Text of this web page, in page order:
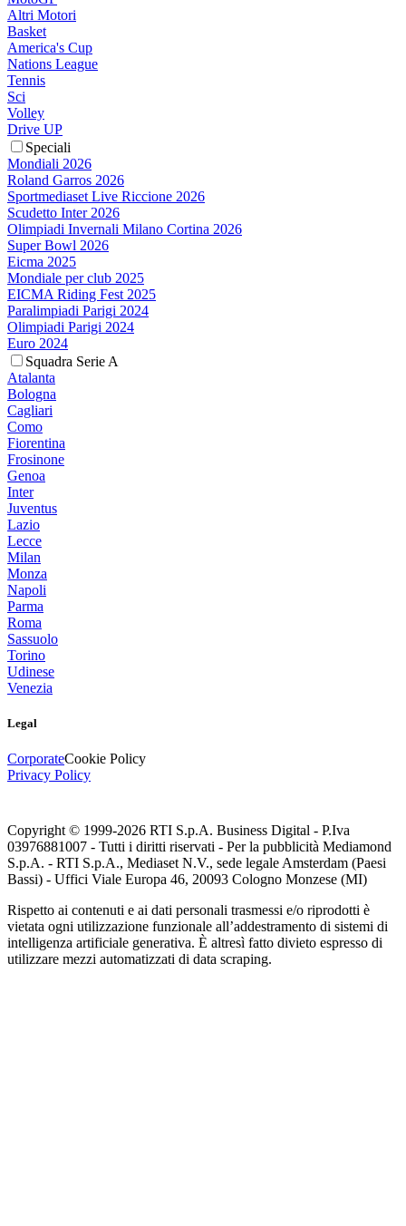
Altri Motori
Basket
America's Cup
Nations League
Tennis
Sci
Volley
Drive UP
Speciali
Mondiali 2026
Roland Garros 2026
Sportmediaset Live Riccione 2026
Scudetto Inter 2026
Olimpiadi Invernali Milano Cortina 2026
Super Bowl 2026
Eicma 2025
Mondiale per club 2025
EICMA Riding Fest 2025
Paralimpiadi Parigi 2024
Olimpiadi Parigi 2024
Euro 2024
Squadra Serie A
Atalanta
Bologna
Cagliari
Como
Fiorentina
Frosinone
Genoa
Inter
Juventus
Lazio
Lecce
Milan
Monza
Napoli
Parma
Roma
Sassuolo
Torino
Udinese
Venezia
Legal
CorporateCookie Policy
Privacy Policy
Copyright © 1999-2026 RTI S.p.A. Business Digital - P.Iva
03976881007 - Tutti i diritti riservati - Per la pubblicità Mediamond
S.p.A. - RTI S.p.A., Mediaset N.V., sede legale Amsterdam (Paesi
Bassi) - Uffici Viale Europa 46, 20093 Cologno Monzese (MI)
Rispetto ai contenuti e ai dati personali trasmessi e/o riprodotti è
vietata ogni utilizzazione funzionale all’addestramento di sistemi di
intelligenza artificiale generativa. È altresì fatto divieto espresso di
utilizzare mezzi automatizzati di data scraping.